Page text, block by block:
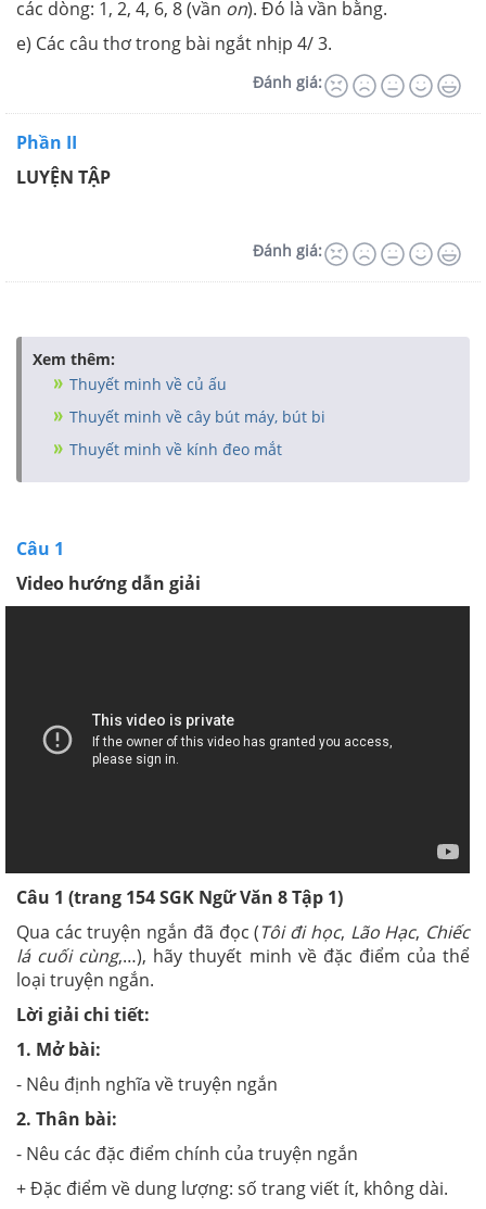
các dòng: 1, 2, 4, 6, 8 (vần on). Đó là vần bằng.
e) Các câu thơ trong bài ngắt nhịp 4/ 3.
Đánh giá:
Phần II
LUYỆN TẬP
Đánh giá:
Xem thêm:
Thuyết minh về củ ấu
Thuyết minh về cây bút máy, bút bi
Thuyết minh về kính đeo mắt
Câu 1
Video hướng dẫn giải
Câu 1 (trang 154SGK Ngữ Văn 8 Tập 1)
Qua các truyện ngắn đã đọc (Tôi đi học, Lão Hạc, Chiếc
lá cuối cùng,…), hãy thuyết minh về đặc điểm của thể
loại truyện ngắn.
Lời giải chi tiết:
1. Mở bài:
- Nêu định nghĩa về truyện ngắn
2. Thân bài:
- Nêu các đặc điểm chính của truyện ngắn
+ Đặc điểm về dung lượng: số trang viết ít, không dài.